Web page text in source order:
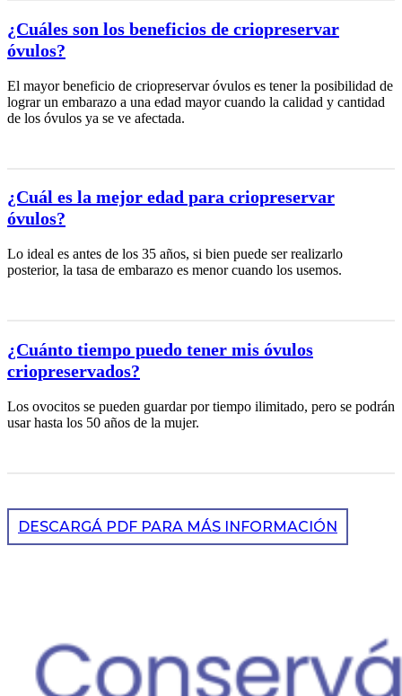
¿Cuáles son los beneficios de criopreservar
óvulos?
El mayor beneficio de criopreservar óvulos es tener la posibilidad de
lograr un embarazo a una edad mayor cuando la calidad y cantidad
de los óvulos ya se ve afectada.
¿Cuál es la mejor edad para criopreservar
óvulos?
Lo ideal es antes de los 35 años, si bien puede ser realizarlo
posterior, la tasa de embarazo es menor cuando los usemos.
¿Cuánto tiempo puedo tener mis óvulos
criopreservados?
Los ovocitos se pueden guardar por tiempo ilimitado, pero se podrán
usar hasta los 50 años de la mujer.
DESCARGÁ PDF PARA MÁS INFORMACIÓN